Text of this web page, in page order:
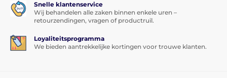
Snelle klantenservice
Wij behandelen alle zaken binnen enkele uren –
retourzendingen, vragen of productruil.
Loyaliteitsprogramma
We bieden aantrekkelijke kortingen voor trouwe klanten.